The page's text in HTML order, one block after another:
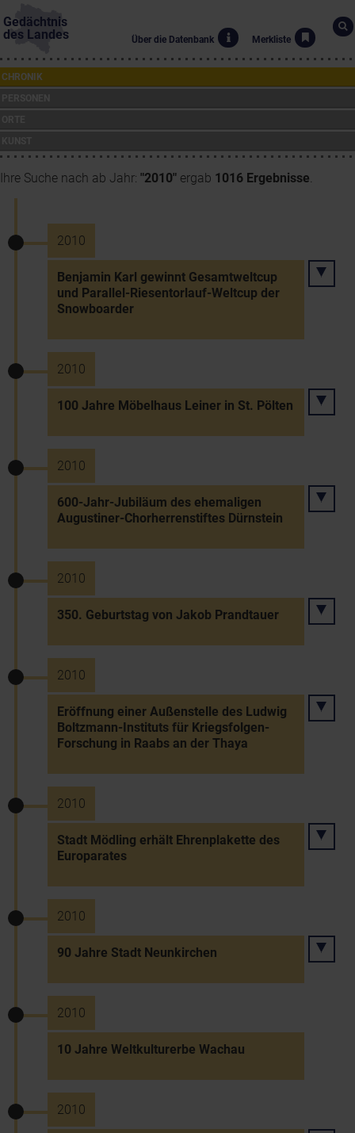
Gedächtnis
des Landes
Über die Datenbank Merkliste
CHRONIK
Ihre Suche nach ab Jahr: "2010" ergab 1016 Ergebnisse.
2010
Benjamin Karl gewinnt Gesamtweltcup
und Parallel-Riesentorlauf-Weltcup der
Snowboarder
2010
100 Jahre Möbelhaus Leiner in St. Pölten
2010
600-Jahr-Jubiläum des ehemaligen
Augustiner-Chorherrenstiftes Dürnstein
2010
350. Geburtstag von Jakob Prandtauer
2010
Eröffnung einer Außenstelle des Ludwig
Boltzmann-Instituts für Kriegsfolgen-
Forschung in Raabs an der Thaya
2010
Stadt Mödling erhält Ehrenplakette des
Europarates
2010
90 Jahre Stadt Neunkirchen
2010
10 Jahre Weltkulturerbe Wachau
2010